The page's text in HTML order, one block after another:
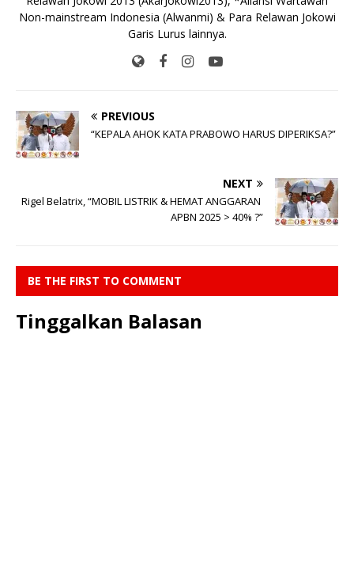
Non-mainstream Indonesia (Alwanmi) & Para Relawan Jokowi
Garis Lurus lainnya.
PREVIOUS
“KEPALA AHOK KATA PRABOWO HARUS DIPERIKSA?”
NEXT
Rigel Belatrix, “MOBIL LISTRIK & HEMAT ANGGARAN
APBN 2025 > 40% ?”
BE THE FIRST TO COMMENT
Tinggalkan Balasan